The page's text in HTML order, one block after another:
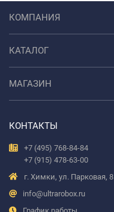
КОМПАНИЯ
КАТАЛОГ
МАГАЗИН
КОНТАКТЫ
+7 (495) 768-84-84
+7 (915) 478-63-00
г. Химки, ул. Парковая, 8
info@ultrarobox.ru